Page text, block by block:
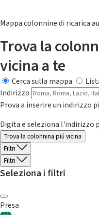
Mappa colonnine di ricarica
Trova la
vicina a te
Cerca sulla mappa
Indirizzo
Prova a inserire un indirizzo
Digita e seleziona l'indirizzo
Trova la colonnina piú vicina
Filtri
Filtri
Seleziona i filtri
Presa